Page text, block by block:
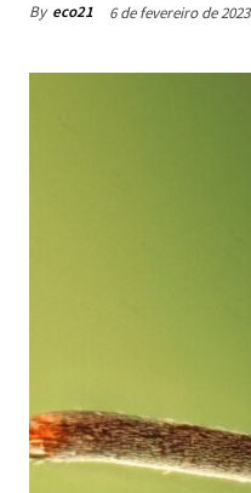
By eco21 6 de fevereiro de 2023